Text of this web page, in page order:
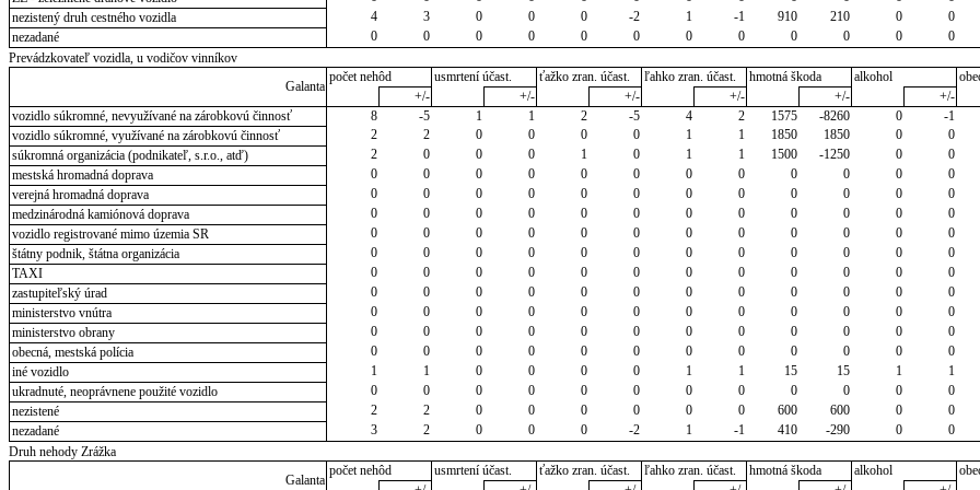
nezistený druh cestného vozidla
4 3 0 0 0 -2 1 -1 910 210 0 0
nezadané
0 0 0 0 0 0 0 0 0 0 0 0
Prevádzkovateľ vozidla, u vodičov vinníkov
Galanta
počet nehôd usmrtení účast. ťažko zran. účast. ľahko zran. účast. hmotná škoda alkohol
+/-
+/- +/- +/- +/- +/-
vozidlo súkromné, nevyužívané na zárobkovú činnosť
8 -5 1 1 2 -5 4 2 1575 -8260 0 -1
vozidlo súkromné, využívané na zárobkovú činnosť
2 2 0 0 0 0 1 1 1850 1850 0 0
súkromná organizácia (podnikateľ, s.r.o., atď)
2 0 0 0 1 0 1 1 1500 -1250 0 0
mestská hromadná doprava
0 0 0 0 0 0 0 0 0 0 0 0
verejná hromadná doprava
0 0 0 0 0 0 0 0 0 0 0 0
medzinárodná kamiónová doprava
0 0 0 0 0 0 0 0 0 0 0 0
vozidlo registrované mimo územia SR
0 0 0 0 0 0 0 0 0 0 0 0
štátny podnik, štátna organizácia
0 0 0 0 0 0 0 0 0 0 0 0
TAXI
0 0 0 0 0 0 0 0 0 0 0 0
zastupiteľský úrad
0 0 0 0 0 0 0 0 0 0 0 0
ministerstvo vnútra
0 0 0 0 0 0 0 0 0 0 0 0
ministerstvo obrany
0 0 0 0 0 0 0 0 0 0 0 0
obecná, mestská polícia
0 0 0 0 0 0 0 0 0 0 0 0
iné vozidlo
1 1 0 0 0 0 1 1 15 15 1 1
ukradnuté, neoprávnene použité vozidlo
0 0 0 0 0 0 0 0 0 0 0 0
nezistené
2 2 0 0 0 0 0 0 600 600 0 0
nezadané
3 2 0 0 0 -2 1 -1 410 -290 0 0
Druh nehody Zrážka
Galanta
počet nehôd usmrtení účast. ťažko zran. účast. ľahko zran. účast. hmotná škoda alkohol